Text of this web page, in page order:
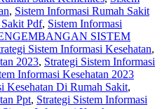
, Sistem Informasi Rumah Sakit
Pdf, Sistem Informasi
SISTEM
Sistem Informasi Kesehatan,
2023, Strategi Sistem Informasi
Informasi Kesehatan 2023
Kesehatan Di Rumah Sakit,
Ppt, Strategi Sistem Informasi